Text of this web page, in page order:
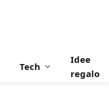
Tech
Idee
regalo